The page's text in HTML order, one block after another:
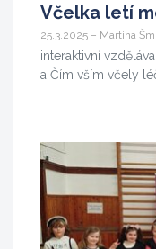
Včelka letí
25.3.2025 – Martina
interaktivní
a Čím vším včely